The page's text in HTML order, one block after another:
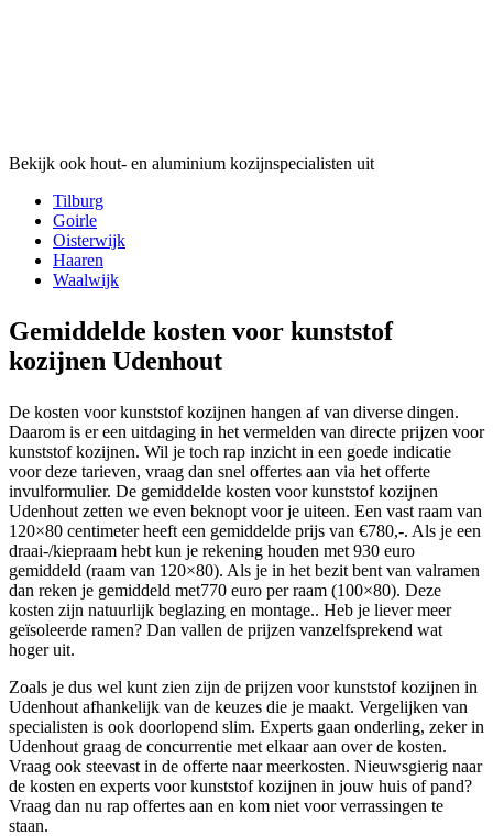
Bekijk ook hout- en aluminium kozijnspecialisten uit
Tilburg
Goirle
Oisterwijk
Haaren
Waalwijk
Gemiddelde kosten voor kunststof
kozijnen Udenhout
De kosten voor kunststof kozijnen hangen af van diverse dingen.
Daarom is er een uitdaging in het vermelden van directe prijzen voor
kunststof kozijnen. Wil je toch rap inzicht in een goede indicatie
voor deze tarieven, vraag dan snel offertes aan via het offerte
invulformulier. De gemiddelde kosten voor kunststof kozijnen
Udenhout zetten we even beknopt voor je uiteen. Een vast raam van
120×80 centimeter heeft een gemiddelde prijs van €780,-. Als je een
draai-/kiepraam hebt kun je rekening houden met 930 euro
gemiddeld (raam van 120×80). Als je in het bezit bent van valramen
dan reken je gemiddeld met770 euro per raam (100×80). Deze
kosten zijn natuurlijk beglazing en montage.. Heb je liever meer
geïsoleerde ramen? Dan vallen de prijzen vanzelfsprekend wat
hoger uit.
Zoals je dus wel kunt zien zijn de prijzen voor kunststof kozijnen in
Udenhout afhankelijk van de keuzes die je maakt. Vergelijken van
specialisten is ook doorlopend slim. Experts gaan onderling, zeker in
Udenhout graag de concurrentie met elkaar aan over de kosten.
Vraag ook steevast in de offerte naar meerkosten. Nieuwsgierig naar
de kosten en experts voor kunststof kozijnen in jouw huis of pand?
Vraag dan nu rap offertes aan en kom niet voor verrassingen te
staan.